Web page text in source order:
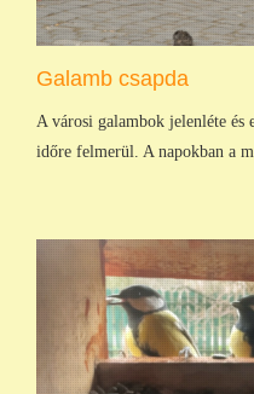
Galamb csapda
A városi galambok jelenléte és
időre felmerül. A napokban a